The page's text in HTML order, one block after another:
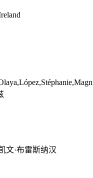
文·布雷斯纳汉